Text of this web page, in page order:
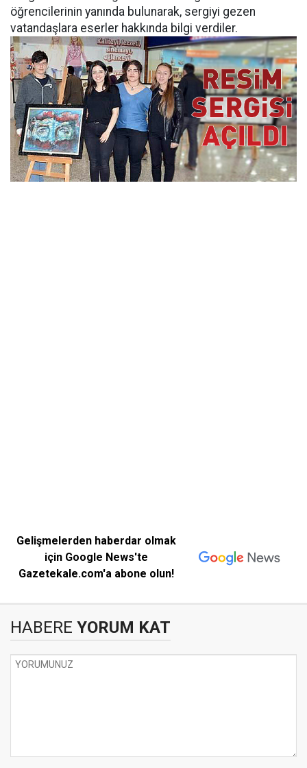
öğrencilerinin yanında bulunarak, sergiyi gezen
vatandaşlara eserler hakkında bilgi verdiler.
Gelişmelerden haberdar olmak
için Google News'te
Gazetekale.com'a abone olun!
HABERE YORUM KAT